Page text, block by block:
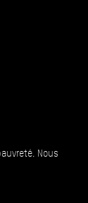
Nous